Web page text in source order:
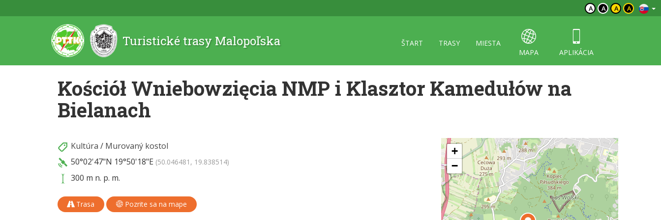
A A A A
Turistické trasy Malopoľska ŠTART TRASY
MIESTA
MAPA
APLIKÁCIA
Kościół Wniebowzięcia NMP i Klasztor Kamedułów na
Bielanach
Kultúra / Murovaný kostol
50°02'47"N 19°50'18"E (50.046481, 19.838514)
300 m n. p. m.
Trasa Pozrite sa na mape
+
−